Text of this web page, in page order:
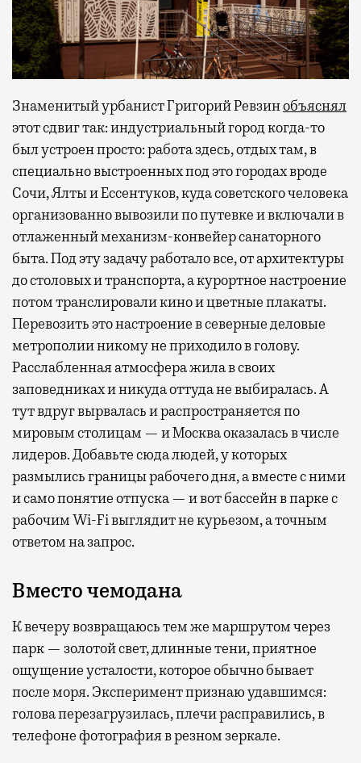
Знаменитый урбанист Григорий Ревзинобъяснял
этот сдвиг так: индустриальный город когда-то
был устроен просто: работа здесь, отдых там, в
специально выстроенных под это городах вроде
Сочи, Ялты и Ессентуков, куда советского человека
организованно вывозили по путевке и включали в
отлаженный механизм-конвейер санаторного
быта. Под эту задачу работало все, от архитектуры
до столовых и транспорта, а курортное настроение
потом транслировали кино и цветные плакаты.
Перевозить это настроение в северные деловые
метрополии никому не приходило в голову.
Расслабленная атмосфера жила в своих
заповедниках и никуда оттуда не выбиралась. А
тут вдруг вырвалась и распространяется по
мировым столицам — и Москва оказалась в числе
лидеров. Добавьте сюда людей, у которых
размылись границы рабочего дня, а вместе с ними
и само понятие отпуска — и вот бассейн в парке с
рабочим Wi-Fi выглядит не курьезом, а точным
ответом на запрос.
Вместо чемодана
К вечеру возвращаюсь тем же маршрутом через
парк — золотой свет, длинные тени, приятное
ощущение усталости, которое обычно бывает
после моря. Эксперимент признаю удавшимся:
голова перезагрузилась, плечи расправились, в
телефоне фотография в резном зеркале.